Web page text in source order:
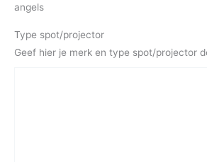
angels
Type spot/projector
Geef hier je merk en type spot/projector